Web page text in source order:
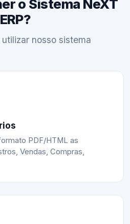
o Sistema NeXT
ERP?
nosso sistema
PDF/HTML as
Vendas, Compras,